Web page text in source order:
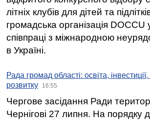
літніх клубів для дітей та
громадська організація
співпраці з міжнародною
в Україні.
Рада громад області: освіта,
розвитку
16:55
Чергове засідання Ради
Чернігові 27 липня. На